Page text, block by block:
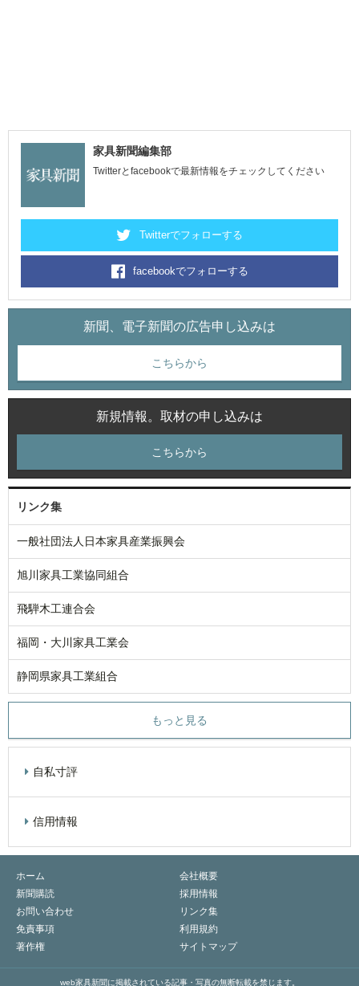
家具新聞編集部
Twitterとfacebookで最新情報をチェックしてください
Twitterでフォローする
facebookでフォローする
新聞、電子新聞の広告申し込みは
こちらから
新規情報。取材の申し込みは
こちらから
リンク集
一般社団法人日本家具産業振興会
旭川家具工業協同組合
飛騨木工連合会
福岡・大川家具工業会
静岡県家具工業組合
もっと見る
自私寸評
信用情報
ホーム
会社概要
新聞購読
採用情報
お問い合わせ
リンク集
免責事項
利用規約
著作権
サイトマップ
web家具新聞に掲載されている記事・写真の無断転載を禁じます。